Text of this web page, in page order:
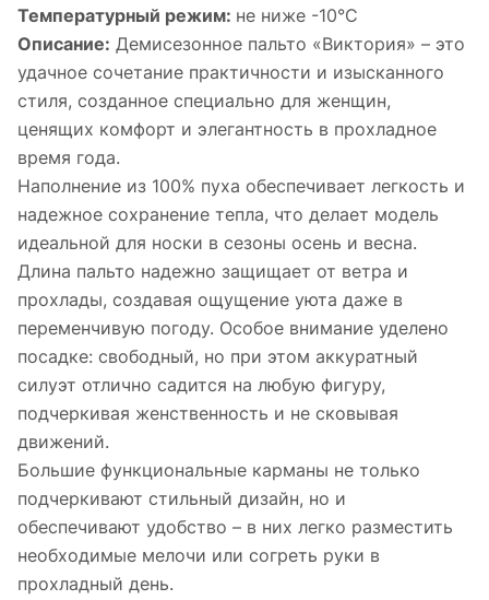
Температурный режим: не ниже -10°С
Описание: Демисезонное пальто «Виктория» – это
удачное сочетание практичности и изысканного
стиля, созданное специально для женщин,
ценящих комфорт и элегантность в прохладное
время года.
Наполнение из 100% пуха обеспечивает легкость и
надежное сохранение тепла, что делает модель
идеальной для носки в сезоны осень и весна.
Длина пальто надежно защищает от ветра и
прохлады, создавая ощущение уюта даже в
переменчивую погоду. Особое внимание уделено
посадке: свободный, но при этом аккуратный
силуэт отлично садится на любую фигуру,
подчеркивая женственность и не сковывая
движений.
Большие функциональные карманы не только
подчеркивают стильный дизайн, но и
обеспечивают удобство – в них легко разместить
необходимые мелочи или согреть руки в
прохладный день.